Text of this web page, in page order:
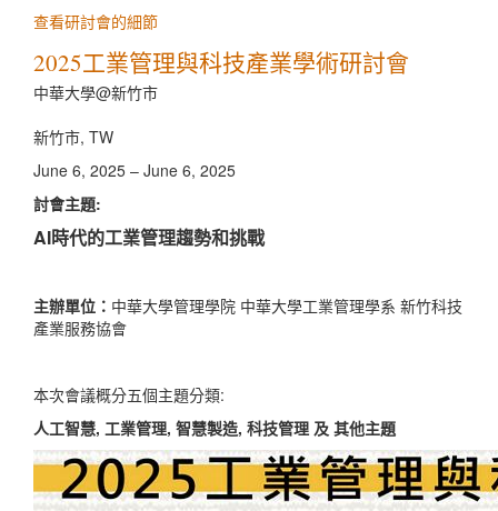
查看研討會的細節
2025工業管理與科技產業學術研討會
中華大學@新竹市
新竹市, TW
June 6, 2025 – June 6, 2025
討會主題:
AI時代的工業管理趨勢和挑戰
主辦單位： 中華大學管理學院 中華大學工業管理學系 新竹科技
產業服務協會
本次會議概分五個主題分類:
人工智慧, 工業管理, 智慧製造, 科技管理 及 其他主題